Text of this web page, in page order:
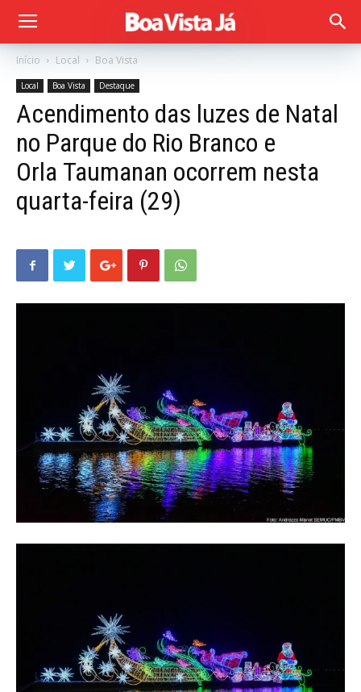
Início Local Boa Vista
Local Boa Vista Destaque
Acendimento das luzes de Natal
no Parque do Rio Branco e
Orla Taumanan ocorrem nesta
quarta-feira (29)